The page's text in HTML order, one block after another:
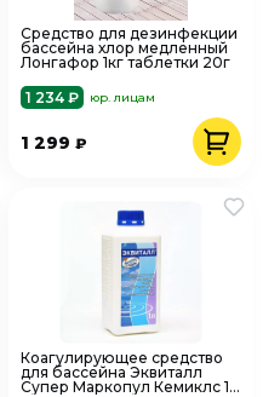
Средство для дезинфекции
бассейна хлор медленный
Лонгафор 1кг таблетки 20г
1 234 ₽
юр. лицам
1 299₽
Коагулирующее средство
для бассейна Эквиталл
Супер Маркопул Кемиклс 1